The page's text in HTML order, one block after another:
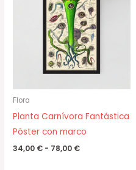
Flora
Planta Carnívora Fantástica
Póster con marco
34,00 € - 78,00 €
desde
34,00 €
hasta
78,00 €